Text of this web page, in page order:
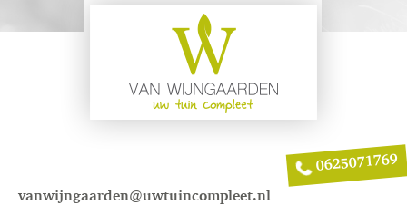
0625071769
vanwijngaarden@uwtuincompleet.nl